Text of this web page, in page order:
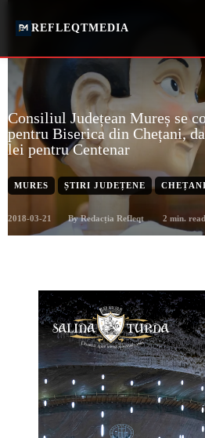
REFLEQTMEDIA
Consiliul Județean Mureș se
pentru Biserica din Chețani,
lei pentru Centenar
MURES ȘTIRI JUDEȚENE CHEȚANI
2018-03-21 By Redacția Refleqt 2 min. read